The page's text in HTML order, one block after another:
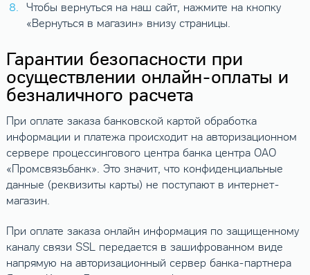
Чтобы вернуться на наш сайт, нажмите на кнопку
«Вернуться в магазин» внизу страницы.
Гарантии безопасности при
осуществлении онлайн-оплаты и
безналичного расчета
При оплате заказа банковской картой обработка
информации и платежа происходит на авторизационном
сервере процессингового центра банка центра ОАО
«Промсвязьбанк». Это значит, что конфиденциальные
данные (реквизиты карты) не поступают в интернет-
магазин.
При оплате заказа онлайн информация по защищенному
каналу связи SSL передается в зашифрованном виде
напрямую на авторизационный сервер банка-партнера